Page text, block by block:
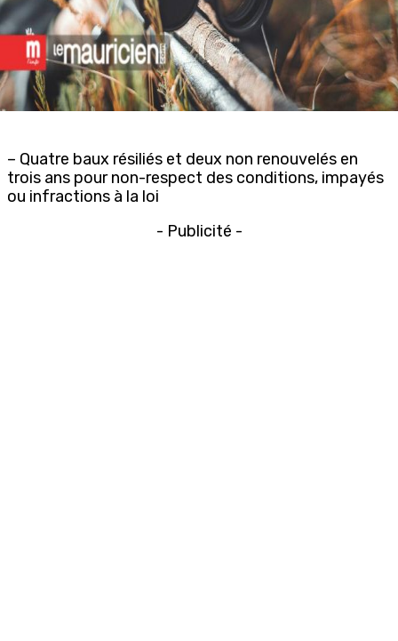
– Quatre baux résiliés et deux non renouvelés en
trois ans pour non-respect des conditions, impayés
ou infractions à la loi
- Publicité -